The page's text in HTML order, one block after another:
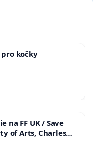
kočky
na FF UK / Save
of Arts, Charles